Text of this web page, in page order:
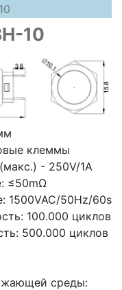
10
клеммы
- 250V/1A
≤50mΩ
1500VAC/50Hz/60s
100.000 циклов
500.000 циклов
среды: